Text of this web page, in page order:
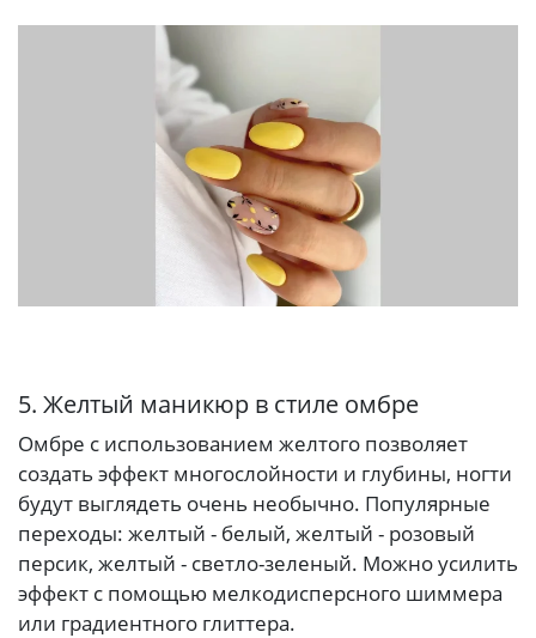
5. Желтый маникюр в стиле омбре
Омбре с использованием желтого позволяет
создать эффект многослойности и глубины, ногти
будут выглядеть очень необычно. Популярные
переходы: желтый - белый, желтый - розовый
персик, желтый - светло-зеленый. Можно усилить
эффект с помощью мелкодисперсного шиммера
или градиентного глиттера.